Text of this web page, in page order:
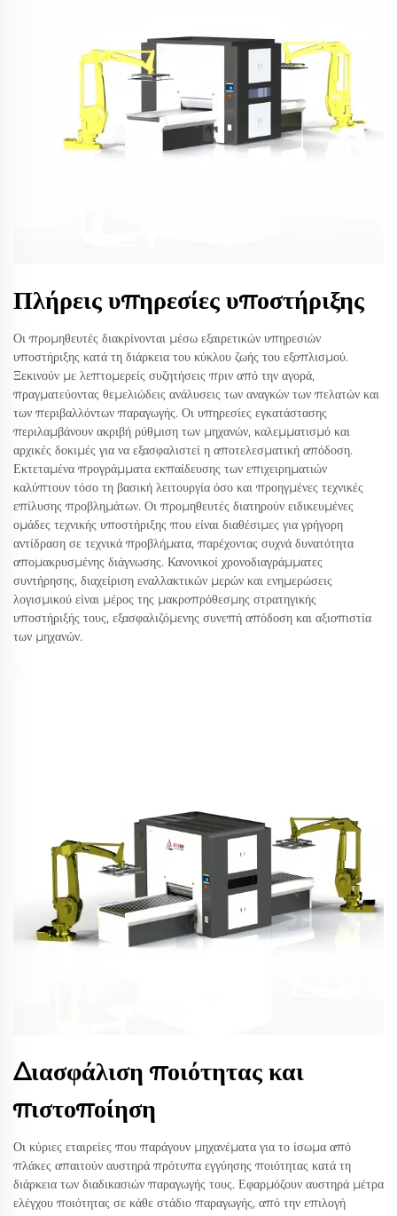
Πλήρεις υπηρεσίες υποστήριξης
Οι προμηθευτές διακρίνονται μέσω εξαιρετικών υπηρεσιών
υποστήριξης κατά τη διάρκεια του κύκλου ζωής του εξοπλισμού.
Ξεκινούν με λεπτομερείς συζητήσεις πριν από την αγορά,
πραγματεύοντας θεμελιώδεις ανάλυσεις των αναγκών των πελατών και
των περιβαλλόντων παραγωγής. Οι υπηρεσίες εγκατάστασης
περιλαμβάνουν ακριβή ρύθμιση των μηχανών, καλεμματισμό και
αρχικές δοκιμές για να εξασφαλιστεί η αποτελεσματική απόδοση.
Εκτεταμένα προγράμματα εκπαίδευσης των επιχειρηματιών
καλύπτουν τόσο τη βασική λειτουργία όσο και προηγμένες τεχνικές
επίλυσης προβλημάτων. Οι προμηθευτές διατηρούν ειδικευμένες
ομάδες τεχνικής υποστήριξης που είναι διαθέσιμες για γρήγορη
αντίδραση σε τεχνικά προβλήματα, παρέχοντας συχνά δυνατότητα
απομακρυσμένης διάγνωσης. Κανονικοί χρονοδιαγράμματες
συντήρησης, διαχείριση εναλλακτικών μερών και ενημερώσεις
λογισμικού είναι μέρος της μακροπρόθεσμης στρατηγικής
υποστήριξής τους, εξασφαλιζόμενης συνεπή απόδοση και αξιοπιστία
των μηχανών.
Διασφάλιση ποιότητας και
πιστοποίηση
Οι κύριες εταιρείες που παράγουν μηχανέματα για το ίσωμα από
πλάκες απαιτούν αυστηρά πρότυπα εγγύησης ποιότητας κατά τη
διάρκεια των διαδικασιών παραγωγής τους. Εφαρμόζουν αυστηρά μέτρα
ελέγχου ποιότητας σε κάθε στάδιο παραγωγής, από την επιλογή